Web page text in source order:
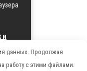
и
данных. Продолжая
работу с этими файлами.